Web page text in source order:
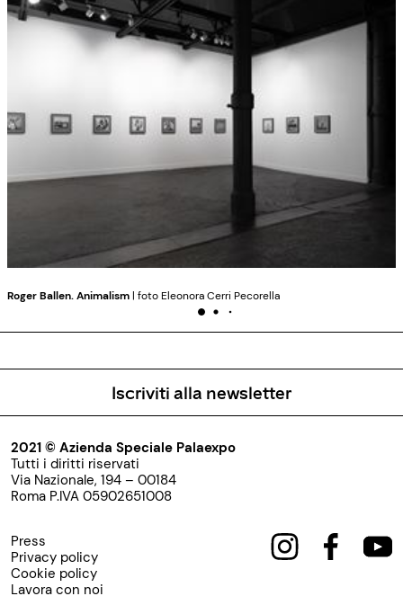
Roger Ballen. Animalism| foto Eleonora Cerri Pecorella
Iscriviti alla newsletter
2021 © Azienda Speciale Palaexpo
Tutti i diritti riservati
Via Nazionale, 194 – 00184
Roma P.IVA 05902651008
Press
Privacy policy
Cookie policy
Lavora con noi